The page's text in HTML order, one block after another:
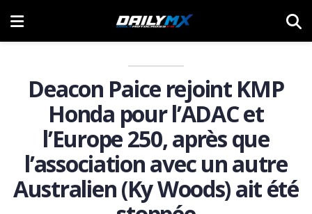
Deacon Paice rejoint KMP
Honda pour l’ADAC et
l’Europe 250, après que
l’association avec un autre
Australien (Ky Woods) ait été